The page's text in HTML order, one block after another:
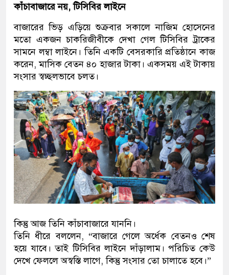
কাঁচাবাজারে নয়,টিসিবির লাইনে
বাজারের ভিড় এড়িয়ে শুক্রবার সকালে নাজিম হোসেনের
মতো একজন চাকরিজীবীকে দেখা গেল টিসিবির ট্রাকের
সামনে লম্বা লাইনে। তিনি একটি বেসরকারি প্রতিষ্ঠানে কাজ
করেন, মাসিক বেতন ৪০ হাজার টাকা। একসময় এই টাকায়
সংসার স্বচ্ছলভাবে চলত।
কিন্তু আজ তিনি কাঁচাবাজারে যাননি।
তিনি ধীরে বললেন, “বাজারে গেলে অর্ধেক বেতনও শেষ
হয়ে যাবে। তাই টিসিবির লাইনে দাঁড়ালাম। পরিচিত কেউ
দেখে ফেললে অস্বস্তি লাগে, কিন্তু সংসার তো চালাতে হবে।”